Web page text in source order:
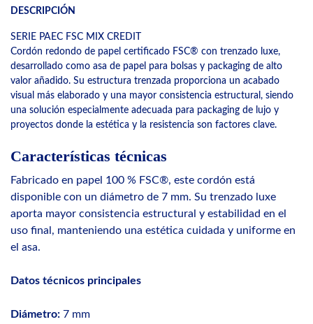
DESCRIPCIÓN
SERIE PAEC FSC MIX CREDIT
Cordón redondo de papel certificado FSC® con trenzado luxe,
desarrollado como asa de papel para bolsas y packaging de alto
valor añadido. Su estructura trenzada proporciona un acabado
visual más elaborado y una mayor consistencia estructural, siendo
una solución especialmente adecuada para packaging de lujo y
proyectos donde la estética y la resistencia son factores clave.
Características técnicas
Fabricado en papel 100 % FSC®, este cordón está
disponible con un diámetro de 7 mm. Su trenzado luxe
aporta mayor consistencia estructural y estabilidad en el
uso final, manteniendo una estética cuidada y uniforme en
el asa.
Datos técnicos principales
Diámetro: 7 mm